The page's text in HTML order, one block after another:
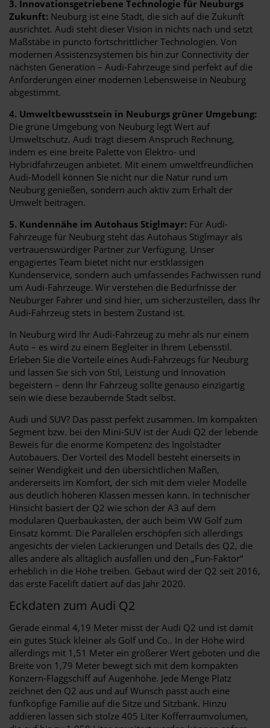
3. Innovationsgetriebene Technologie für Neuburgs
Zukunft: Neuburg ist eine Stadt, die sich auf die Zukunft
ausrichtet. Audi steht dieser Vision in nichts nach und setzt
Maßstäbe in puncto fortschrittlicher Technologien. Von
modernen Assistenzsystemen bis hin zur Connectivity der
nächsten Generation – Audi-Fahrzeuge sind perfekt auf die
Anforderungen einer modernen Lebensweise in Neuburg
abgestimmt.
4. Umweltbewusstsein in Neuburgs grüner Umgebung:
Die grüne Umgebung von Neuburg legt Wert auf
Umweltschutz. Audi trägt diesem Anspruch Rechnung,
indem es eine breite Palette von Elektro- und
Hybridfahrzeugen anbietet. Mit einem umweltfreundlichen
Audi-Modell können Sie nicht nur die Natur rund um
Neuburg genießen, sondern auch aktiv zum Erhalt der
Umwelt beitragen.
5. Kundennähe im Autohaus Stiglmayr: Für Audi-
Fahrzeuge für Neuburg steht das Autohaus Stiglmayr als
vertrauenswürdiger Partner zur Verfügung. Unser
engagiertes Team bietet nicht nur erstklassigen
Kundenservice, sondern auch umfassendes Fachwissen rund
um Audi-Fahrzeuge. Wir verstehen die Bedürfnisse der
Neuburger Fahrer und sind hier, um sicherzustellen, dass Ihr
Audi-Fahrzeug stets in bestem Zustand ist.
In Neuburg wird Ihr Audi-Fahrzeug zu mehr als nur einem
Auto – es wird zu einem Begleiter in Ihrem Lebensstil.
Erleben Sie die Vorteile eines Audi-Fahrzeugs für Neuburg
und lassen Sie sich von Stil, Leistung und Innovation
begeistern – denn Ihr Fahrzeug sollte genauso einzigartig
sein wie diese bezaubernde Stadt selbst.
Audi und SUV? Das passt perfekt zusammen. Im kompakten
Segment bzw. bei den Mini-SUV ist der Audi Q2 der lebende
Beweis für die enorme Kompetenz des Ingolstädter
Autobauers. Der Vorteil des Modell besteht einerseits in
seiner Wendigkeit und den übersichtlichen Maßen,
andererseits im Komfort, der sich mit dem vieler Modelle
aus deutlich höheren Klassen messen kann. In technischer
Hinsicht basiert der Q2 wie schon der A3 auf dem
modularen Querbaukasten, der auch beim VW Golf zum
Einsatz kommt. Die Parallelen erschöpfen sich allerdings
angesichts der vielen Lackierungen und Details des Q2, die
alles andere als alltäglich ausfallen und den „Fun-Faktor“
erheblich in die Höhe treiben. Gebaut wird der Q2 seit 2016,
das erste Facelift datiert auf das Jahr 2020.
Eckdaten zum Audi Q2
Gerade einmal 4,19 Meter misst der Audi Q2 und ist damit
ein gutes Stück kleiner als Golf und Co.. In der Höhe wird
allerdings mit 1,51 Meter ein größerer Wert geboten und die
Breite von 1,79 Meter bewegt sich mit dem kompakten
Konzern-Flaggschiff auf Augenhöhe. Jede Menge Platz
zeichnet den Q2 aus und auf Wunsch passt auch eine
fünfköpfige Familie auf die Sitze und Sitzbank. Hinzu
addieren lassen sich stolze 405 Liter Kofferraumvolumen,